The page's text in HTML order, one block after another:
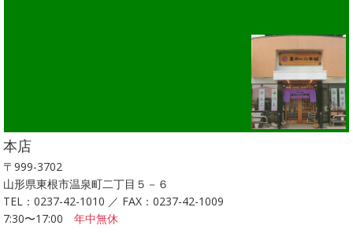
本店
〒999-3702
山形県東根市温泉町二丁目５－６
TEL：0237-42-1010 ／ FAX：0237-42-1009
7:30〜17:00 年中無休